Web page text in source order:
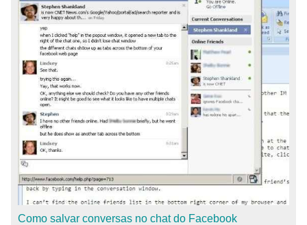
Como salvar conversas no chat do Facebook